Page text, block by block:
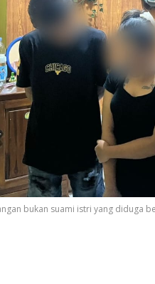
bukan suami istri yang diduga